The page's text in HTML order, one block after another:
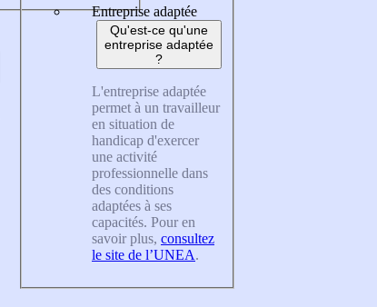
Entreprise adaptée
Qu'est-ce qu'une
entreprise adaptée
?
L'entreprise adaptée
permet à un travailleur
en situation de
handicap d'exercer
une activité
professionnelle dans
des conditions
adaptées à ses
capacités. Pour en
savoir plus, consultez
le site de l’UNEA.